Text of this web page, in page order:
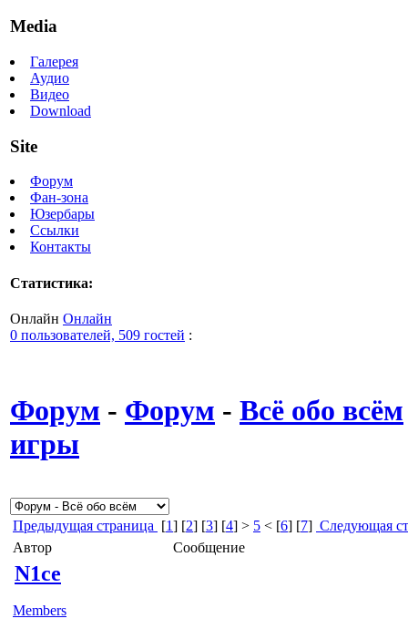
Media
Галерея
Аудио
Видео
Download
Site
Форум
Фан-зона
Юзербары
Ссылки
Контакты
Статистика:
Онлайн Онлайн
0 пользователей, 509 гостей :
Форум - Форум - Всё обо всём
игры
Предыдущая страница [1] [2] [3] [4] > 5 < [6] [7] Следующая
Автор
Сообщение
N1ce
Members